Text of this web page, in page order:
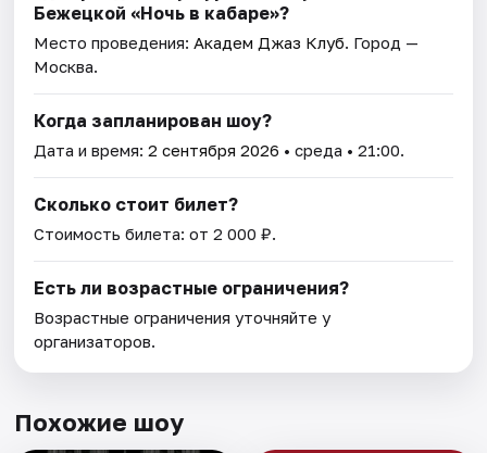
Бежецкой «Ночь в кабаре»?
Место проведения:Академ Джаз Клуб. Город —
Москва.
Когда запланирован шоу?
Дата и время:2 сентября 2026 • среда • 21:00.
Сколько стоит билет?
Стоимость билета: от 2 000 ₽.
Есть ли возрастные ограничения?
Возрастные ограничения уточняйте у
организаторов.
Похожие шоу